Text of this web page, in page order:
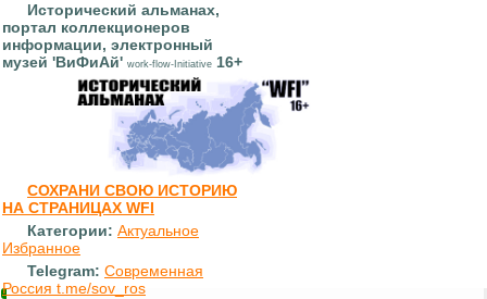
Исторический альманах,
портал коллекционеров
информации, электронный
музей 'ВиФиАй' work-flow-Initiative 16+
СОХРАНИ СВОЮ ИСТОРИЮ
НА СТРАНИЦАХ WFI
Категории: Актуальное
Избранное
Telegram: Современная
Россия t.me/sov_ros